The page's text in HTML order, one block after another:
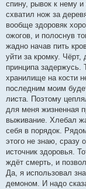
спину, рывок к нему
схватил нож за
вообще здоровяк
ожогов, и полоснув
жадно начав пить
уйти за кромку.
принципа задержусь.
хранилище на кости
последним моим
листа. Поэтому
для меня жизненная
выживание. Хлебал
себя в порядок.
этого не знаю, сразу
источник здоровья.
ждёт смерть, и
Да, я использовал
демоном. И надо